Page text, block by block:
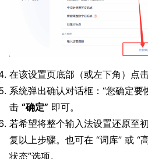
在该设置页底部（或左下角）点
系统弹出确认对话框：“您确定要
击 “确定” 即可。
若希望将整个输入法设置还原至
复以上步骤。也可在 “词库” 或 “
状态”选项。